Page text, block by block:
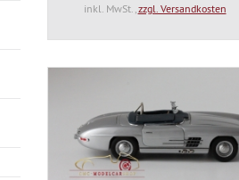
inkl. MwSt., zzgl. Versandkosten